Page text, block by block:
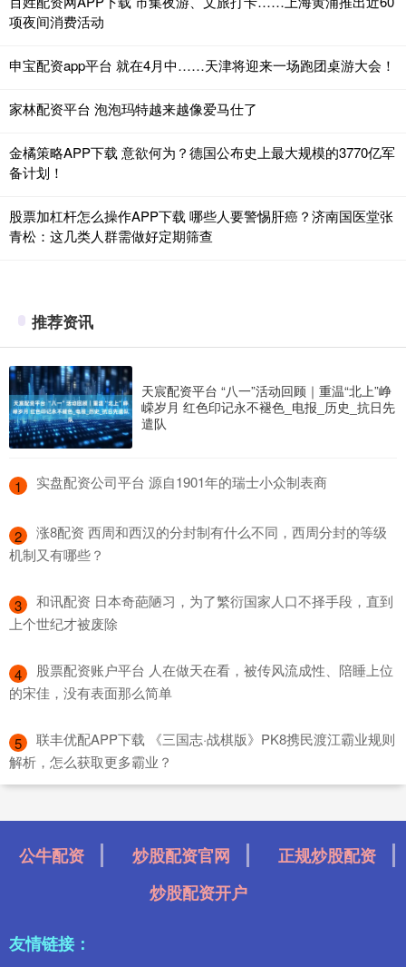
项夜间消费活动
申宝配资app平台 就在4月中……天津将迎来一场跑团桌游大会！
家林配资平台 泡泡玛特越来越像爱马仕了
金橘策略APP下载 意欲何为？德国公布史上最大规模的3770亿军
备计划！
股票加杠杆怎么操作APP下载 哪些人要警惕肝癌？济南国医堂张
青松：这几类人群需做好定期筛查
推荐资讯
天宸配资平台 “八一”活动回顾｜重温“北上”峥
嵘岁月 红色印记永不褪色_电报_历史_抗日先
遣队
1 ​实盘配资公司平台 源自1901年的瑞士小众制表商
2
​涨8配资 西周和西汉的分封制有什么不同，西周分封的等级
机制又有哪些？
3
​和讯配资 日本奇葩陋习，为了繁衍国家人口不择手段，直到
上个世纪才被废除
4
​股票配资账户平台 人在做天在看，被传风流成性、陪睡上位
的宋佳，没有表面那么简单
5
​联丰优配APP下载 《三国志·战棋版》PK8携民渡江霸业规则
解析，怎么获取更多霸业？
公牛配资 炒股配资官网
正规炒股配资
炒股配资开户
友情链接：